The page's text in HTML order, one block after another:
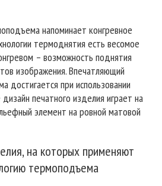
напоминает конгревное
термоднятия есть весомое
– возможность поднятия
изображения. Впечатляющий
достигается при использовании
печатного изделия играет на
элемент на ровной матовой
на которых применяют
термоподъема